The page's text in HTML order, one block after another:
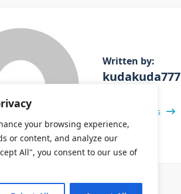
your browsing experience,
or content, and analyze our
All", you consent to our use of
Written by:
kudakuda777
View All Posts